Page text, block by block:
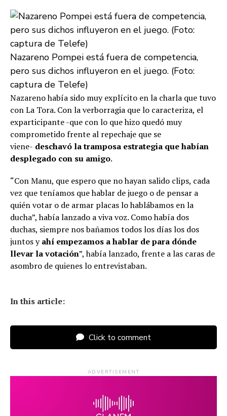
Nazareno Pompei está fuera de competencia,
pero sus dichos influyeron en el juego. (Foto:
captura de Telefe)
Nazareno había sido muy explícito en la charla que tuvo
con La Tora. Con la verborragia que lo caracteriza, el
exparticipante -que con lo que hizo quedó muy
comprometido frente al repechaje que se
viene- deschavó la tramposa estrategia que habían
desplegado con su amigo.
“Con Manu, que espero que no hayan salido clips, cada
vez que teníamos que hablar de juego o de pensar a
quién votar o de armar placas lo hablábamos en la
ducha”, había lanzado a viva voz. Como había dos
duchas, siempre nos bañamos todos los días los dos
juntos yahí empezamos a hablar de para dónde
llevar la votación”, había lanzado, frente a las caras de
asombro de quienes lo entrevistaban.
In this article:
Click to comment
ADVERTISEMENT